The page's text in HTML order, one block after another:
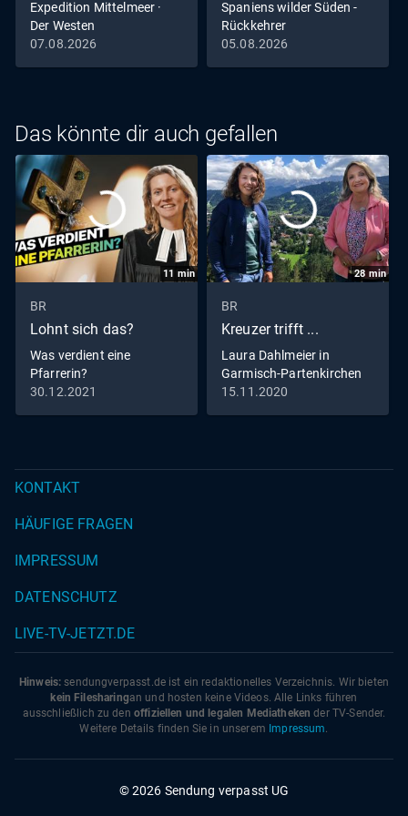
dem Schnee Mäuse zu fangen, und häufig auch
vergebens. Die Strategien der Natur sind vielfältig und
voller Wunder und führen oft zu erstaunlichen, aber auch
Expedition Mittelmeer ·
Der Westen
07.08.2026
Spaniens wilder Süden -
Rückkehrer
05.08.2026
Das könnte dir auch gefallen
11 min
BR
Lohnt sich das?
Was verdient eine
Pfarrerin?
30.12.2021
28 min
BR
Kreuzer trifft ...
Laura Dahlmeier in
Garmisch-Partenkirchen
15.11.2020
KONTAKT
HÄUFIGE FRAGEN
IMPRESSUM
DATENSCHUTZ
LIVE-TV-JETZT.DE
Hinweis: sendungverpasst.de ist ein redaktionelles Verzeichnis. Wir bieten
kein Filesharingan und hosten keine Videos. Alle Links führen
ausschließlich zu den offiziellen und legalen Mediatheken der TV-Sender.
Weitere Details finden Sie in unserem Impressum.
© 2026 Sendung verpasst UG